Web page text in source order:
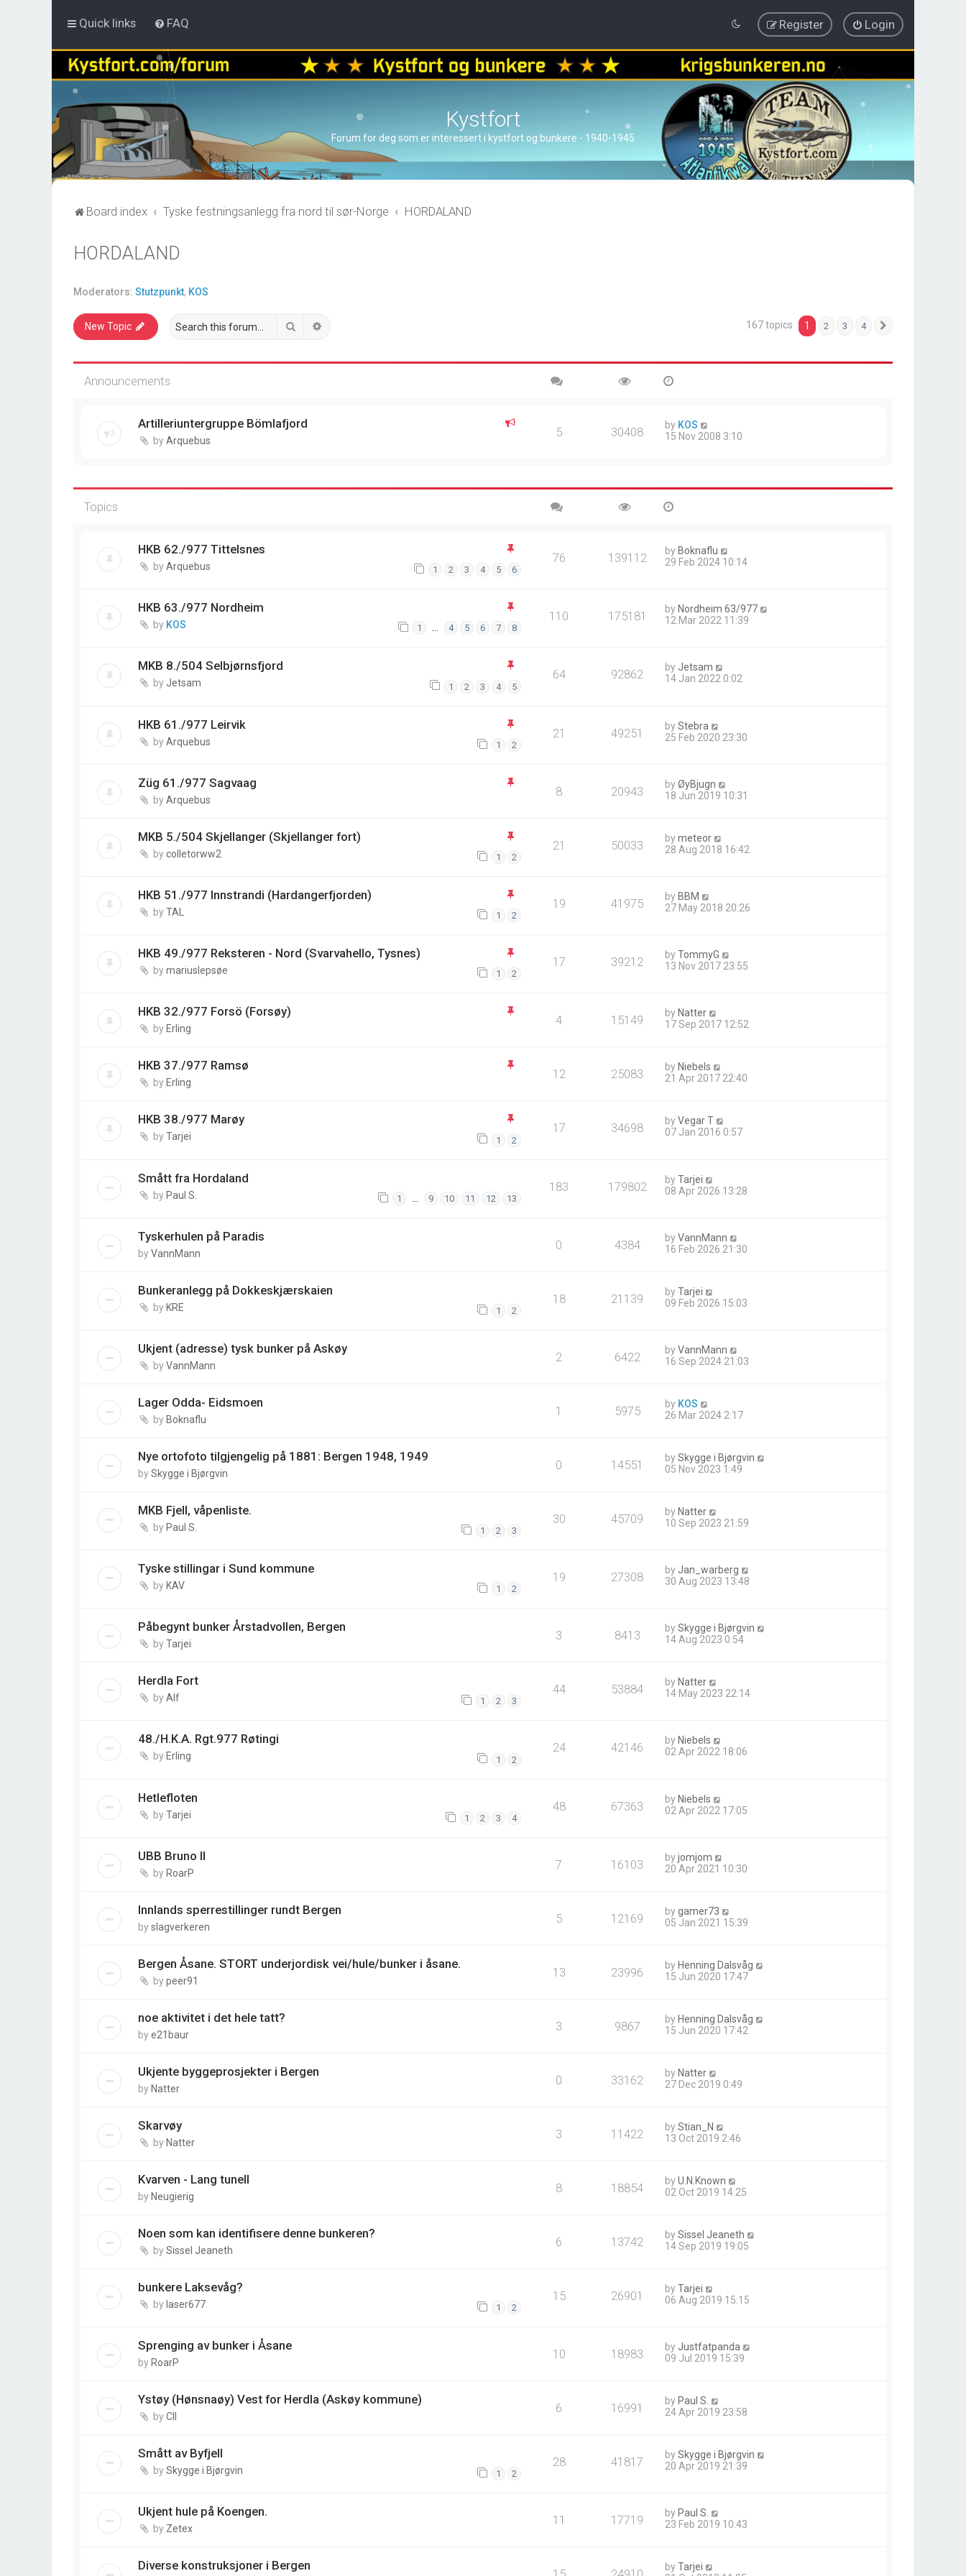
Quick links FAQ Login
Register
Kystfort
Forum for deg som er interessert i kystfort og bunkere - 1940-1945
Board index Tyske festningsanlegg fra nord til sør-Norge HORDALAND
HORDALAND
Moderators: Stutzpunkt, KOS
New Topic Search 167 topics 1 2 3 4
Announcements
Artilleriuntergruppe Bömlafjord
byArquebus
5 30408 by KOS
15 Nov 2008 3:10
Topics
HKB 62./977 Tittelsnes
byArquebus 1 2 3 4 5 6
76 139112 by Boknaflu
29 Feb 2024 10:14
HKB 63./977 Nordheim
by KOS 1 … 4 5 6 7 8
110 175181 by Nordheim 63/977
12 Mar 2022 11:39
MKB 8./504 Selbjørnsfjord
by Jetsam 1 2 3 4 5
64 92862 by Jetsam
14 Jan 2022 0:02
HKB 61./977 Leirvik
byArquebus 1 2
21 49251 byStebra
25 Feb 2020 23:30
Züg 61./977 Sagvaag
byArquebus
8 20943 byØyBjugn
18 Jun 2019 10:31
MKB 5./504 Skjellanger (Skjellanger fort)
bycolletorww2 1 2
21 50033 bymeteor
28 Aug 2018 16:42
HKB 51./977 Innstrandi (Hardangerfjorden)
byTAL 1 2
19 41975 by BBM
27 May 2018 20:26
HKB 49./977 Reksteren - Nord (Svarvahello, Tysnes)
bymariuslepsøe 1 2
17 39212 byTommyG
13 Nov 2017 23:55
HKB 32./977 Forsö (Forsøy)
by Erling
4 15149 by Natter
17 Sep 2017 12:52
HKB 37./977 Ramsø
by Erling
12 25083 by Niebels
21 Apr 2017 22:40
HKB 38./977 Marøy
byTarjei 1 2
17 34698 byVegar T
07 Jan 2016 0:57
Smått fra Hordaland
byPaul S. 1 9 10 11 12 13
183 179802 byTarjei
08 Apr 2026 13:28
Tyskerhulen på Paradis
byVannMann
0 4384 byVannMann
16 Feb 2026 21:30
Bunkeranlegg på Dokkeskjærskaien
by KRE 1 2
18 21139 byTarjei
09 Feb 2026 15:03
Ukjent (adresse) tysk bunker på Askøy
byVannMann
2 6422 byVannMann
16 Sep 2024 21:03
Lager Odda- Eidsmoen
by Boknaflu
1 5975 by KOS
26 Mar 2024 2:17
Nye ortofoto tilgjengelig på 1881: Bergen 1948, 1949
bySkygge i Bjørgvin
0 14551 bySkygge i Bjørgvin
05 Nov 2023 1:49
MKB Fjell, våpenliste.
by Paul S. 1 2 3
30 45709 by Natter
10 Sep 2023 21:59
Tyske stillingar i Sund kommune
by KAV 1 2
19 27308 by Jan_warberg
30 Aug 2023 13:48
Påbegynt bunker Årstadvollen, Bergen
byTarjei
3 8413 bySkygge i Bjørgvin
14 Aug 2023 0:54
Herdla Fort
byAlf 1 2 3
44 53884 by Natter
14 May 2023 22:14
48./H.K.A. Rgt.977 Røtingi
by Erling 1 2
24 42146 by Niebels
02 Apr 2022 18:06
Hetlefloten
byTarjei 1 2 3 4
48 67363 by Niebels
02 Apr 2022 17:05
UBB Bruno II
by RoarP
7 16103 byjomjom
20 Apr 2021 10:30
Innlands sperrestillinger rundt Bergen
byslagverkeren
5 12169 bygamer73
05 Jan 2021 15:39
Bergen Åsane. STORT underjordisk vei/hule/bunker i åsane.
bypeer91
13 23996 by Henning Dalsvåg
15 Jun 2020 17:47
noe aktivitet i det hele tatt?
bye21baur
3 9867 by Henning Dalsvåg
15 Jun 2020 17:42
Ukjente byggeprosjekter i Bergen
by Natter
0 33162 by Natter
27 Dec 2019 0:49
Skarvøy
by Natter
3 11422 byStian_N
13 Oct 2019 2:46
Kvarven - Lang tunell
by Neugierig
8 18854 byU.N.Known
02 Oct 2019 14:25
Noen som kan identifisere denne bunkeren?
bySissel Jeaneth
6 13742 bySissel Jeaneth
14 Sep 2019 19:05
bunkere Laksevåg?
by laser677 1 2
15 26901 byTarjei
06 Aug 2019 15:15
Sprenging av bunker i Åsane
by RoarP
10 18983 by Justfatpanda
09 Jul 2019 15:39
Ystøy (Hønsnaøy) Vest for Herdla (Askøy kommune)
byCII
6 16991 by Paul S.
24 Apr 2019 23:58
Smått av Byfjell
bySkygge i Bjørgvin 1 2
28 41817 bySkygge i Bjørgvin
20 Apr 2019 21:39
Ukjent hule på Koengen.
by Zetex
11 17719 by Paul S.
23 Feb 2019 10:43
Diverse konstruksjoner i Bergen byTarjei